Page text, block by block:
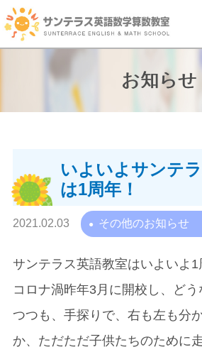
お知らせ
いよいよサンテ
は1周年！
2021.02.03 その他のお知らせ
サンテラス英語教室はいよいよ1
コロナ渦昨年3月に開校し、ど
つつも、手探りで、右も左も分
か、ただただ子供たちのために